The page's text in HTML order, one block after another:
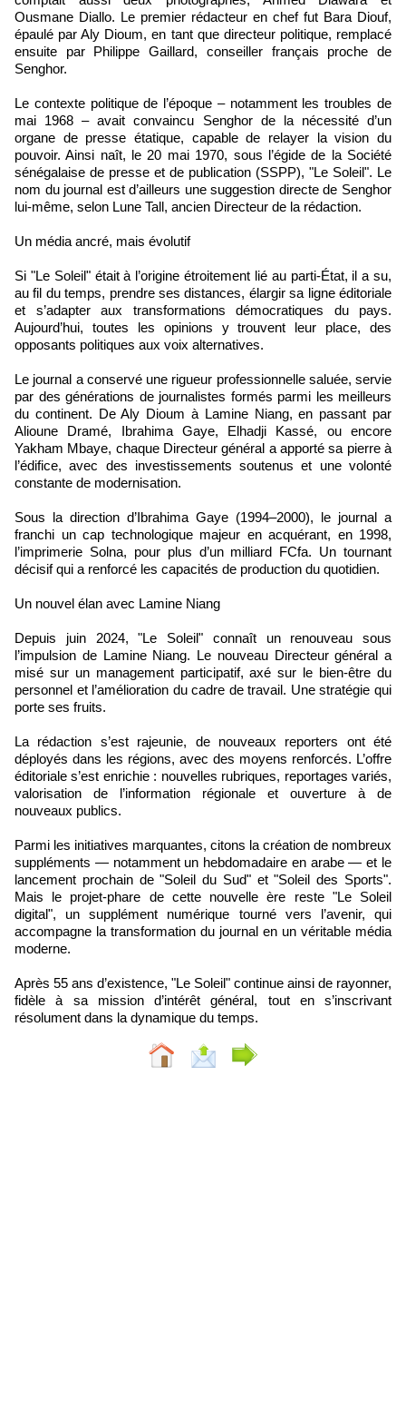
Ousmane Diallo. Le premier rédacteur en chef fut Bara Diouf,
épaulé par Aly Dioum, en tant que directeur politique, remplacé
ensuite par Philippe Gaillard, conseiller français proche de
Senghor.
Le contexte politique de l’époque – notamment les troubles de
mai 1968 – avait convaincu Senghor de la nécessité d’un
organe de presse étatique, capable de relayer la vision du
pouvoir. Ainsi naît, le 20 mai 1970, sous l’égide de la Société
sénégalaise de presse et de publication (SSPP), "Le Soleil". Le
nom du journal est d’ailleurs une suggestion directe de Senghor
lui-même, selon Lune Tall, ancien Directeur de la rédaction.
Un média ancré, mais évolutif
Si "Le Soleil" était à l’origine étroitement lié au parti-État, il a su,
au fil du temps, prendre ses distances, élargir sa ligne éditoriale
et s’adapter aux transformations démocratiques du pays.
Aujourd’hui, toutes les opinions y trouvent leur place, des
opposants politiques aux voix alternatives.
Le journal a conservé une rigueur professionnelle saluée, servie
par des générations de journalistes formés parmi les meilleurs
du continent. De Aly Dioum à Lamine Niang, en passant par
Alioune Dramé, Ibrahima Gaye, Elhadji Kassé, ou encore
Yakham Mbaye, chaque Directeur général a apporté sa pierre à
l’édifice, avec des investissements soutenus et une volonté
constante de modernisation.
Sous la direction d’Ibrahima Gaye (1994–2000), le journal a
franchi un cap technologique majeur en acquérant, en 1998,
l’imprimerie Solna, pour plus d’un milliard FCfa. Un tournant
décisif qui a renforcé les capacités de production du quotidien.
Un nouvel élan avec Lamine Niang
Depuis juin 2024, "Le Soleil" connaît un renouveau sous
l’impulsion de Lamine Niang. Le nouveau Directeur général a
misé sur un management participatif, axé sur le bien-être du
personnel et l’amélioration du cadre de travail. Une stratégie qui
porte ses fruits.
La rédaction s’est rajeunie, de nouveaux reporters ont été
déployés dans les régions, avec des moyens renforcés. L’offre
éditoriale s’est enrichie : nouvelles rubriques, reportages variés,
valorisation de l’information régionale et ouverture à de
nouveaux publics.
Parmi les initiatives marquantes, citons la création de nombreux
suppléments — notamment un hebdomadaire en arabe — et le
lancement prochain de "Soleil du Sud" et "Soleil des Sports".
Mais le projet-phare de cette nouvelle ère reste "Le Soleil
digital", un supplément numérique tourné vers l’avenir, qui
accompagne la transformation du journal en un véritable média
moderne.
Après 55 ans d’existence, "Le Soleil" continue ainsi de rayonner,
fidèle à sa mission d’intérêt général, tout en s’inscrivant
résolument dans la dynamique du temps.